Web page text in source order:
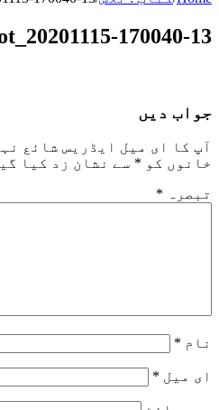
170040-13
جواب دیں
آپ کا ای میل ایڈریس شائع
خانوں کو * سے نشان زد کیا
تبصرہ *
نام *
ای میل *